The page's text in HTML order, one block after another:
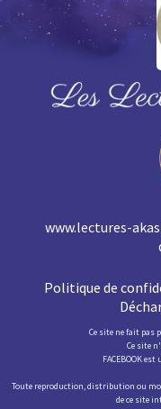
www.lectures-
Politique de
Ce site ne fait pas
Ce site
FACEBOOK
Toute reproduction, distribution ou
de ce site